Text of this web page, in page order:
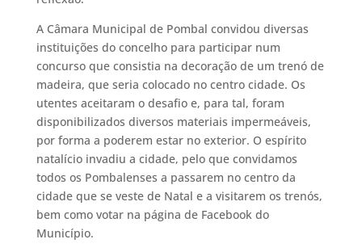
A Câmara Municipal de Pombal convidou diversas
instituições do concelho para participar num
concurso que consistia na decoração de um trenó de
madeira, que seria colocado no centro cidade. Os
utentes aceitaram o desafio e, para tal, foram
disponibilizados diversos materiais impermeáveis,
por forma a poderem estar no exterior. O espírito
natalício invadiu a cidade, pelo que convidamos
todos os Pombalenses a passarem no centro da
cidade que se veste de Natal e a visitarem os trenós,
bem como votar na página de Facebook do
Município.